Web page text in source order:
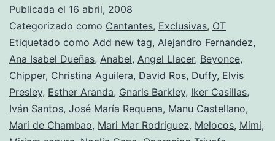
1-
la
gala
del
adiós
de
Publicada el 16 abril, 2008
Categorizado como Cantantes, Exclusivas, OT
Etiquetado como Add new tag, Alejandro Fernandez,
Ana Isabel Dueñas, Anabel, Angel Llacer, Beyonce,
Chipper, Christina Aguilera, David Ros, Duffy, Elvis
Presley, Esther Aranda, Gnarls Barkley, Iker Casillas,
Iván Santos, José María Requena, Manu Castellano,
Mari de Chambao, Mari Mar Rodriguez, Melocos, Mimi,